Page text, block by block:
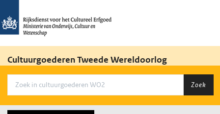
Cultuurgoederen Tweede Wereldoorlog
Zoek